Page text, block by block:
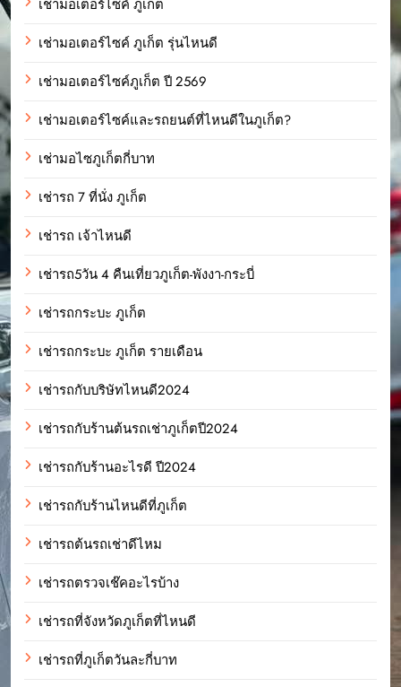
เช่ามอเตอร์ไซค์ ภูเก็ต
เช่ามอเตอร์ไซค์ ภูเก็ต รุ่นไหนดี
เช่ามอเตอร์ไซค์ภูเก็ต ปี 2569
เช่ามอเตอร์ไซค์และรถยนต์ที่ไหนดีในภูเก็ต?
เช่ามอไซภูเก็ตกี่บาท
เช่ารถ 7 ที่นั่ง ภูเก็ต
เช่ารถ เจ้าไหนดี
เช่ารถ5วัน 4 คืนเที่ยวภูเก็ต-พังงา-กระบี่
เช่ารถกระบะ ภูเก็ต
เช่ารถกระบะ ภูเก็ต รายเดือน
เช่ารถกับบริษัทไหนดี2024
เช่ารถกับร้านต้นรถเช่าภูเก็ตปี2024
เช่ารถกับร้านอะไรดี ปี2024
เช่ารถกับร้านไหนดีที่ภูเก็ต
เช่ารถต้นรถเช่าดีไหม
เช่ารถตรวจเช๊คอะไรบ้าง
เช่ารถที่จังหวัดภูเก็ตที่ไหนดี
เช่ารถที่ภูเก็ตวันละกี่บาท